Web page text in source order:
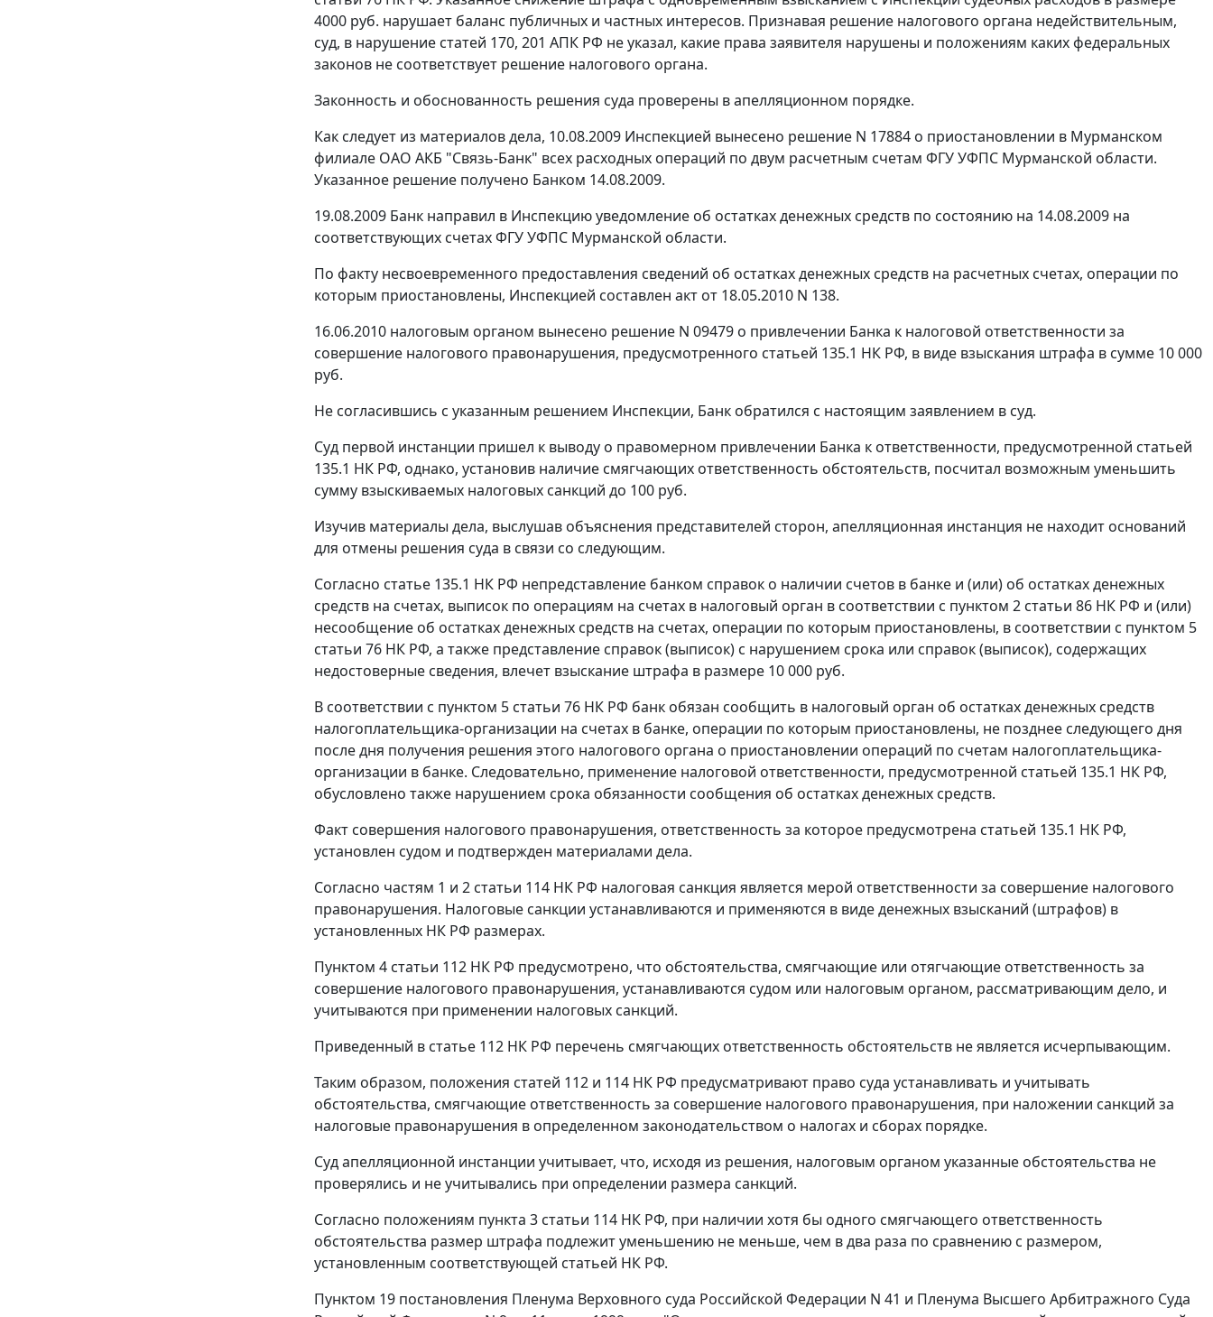
4000 руб. нарушает баланс публичных и частных интересов. Признавая решение налогового органа недействительным,
суд, в нарушение статей 170, 201 АПК РФ не указал, какие права заявителя нарушены и положениям каких федеральных
законов не соответствует решение налогового органа.
Законность и обоснованность решения суда проверены в апелляционном порядке.
Как следует из материалов дела, 10.08.2009 Инспекцией вынесено решение N 17884 о приостановлении в Мурманском
филиале ОАО АКБ "Связь-Банк" всех расходных операций по двум расчетным счетам ФГУ УФПС Мурманской области.
Указанное решение получено Банком 14.08.2009.
19.08.2009 Банк направил в Инспекцию уведомление об остатках денежных средств по состоянию на 14.08.2009 на
соответствующих счетах ФГУ УФПС Мурманской области.
По факту несвоевременного предоставления сведений об остатках денежных средств на расчетных счетах, операции по
которым приостановлены, Инспекцией составлен акт от 18.05.2010 N 138.
16.06.2010 налоговым органом вынесено решение N 09479 о привлечении Банка к налоговой ответственности за
совершение налогового правонарушения, предусмотренного статьей 135.1 НК РФ, в виде взыскания штрафа в сумме 10 000
руб.
Не согласившись с указанным решением Инспекции, Банк обратился с настоящим заявлением в суд.
Суд первой инстанции пришел к выводу о правомерном привлечении Банка к ответственности, предусмотренной статьей
135.1 НК РФ, однако, установив наличие смягчающих ответственность обстоятельств, посчитал возможным уменьшить
сумму взыскиваемых налоговых санкций до 100 руб.
Изучив материалы дела, выслушав объяснения представителей сторон, апелляционная инстанция не находит оснований
для отмены решения суда в связи со следующим.
Согласно статье 135.1 НК РФ непредставление банком справок о наличии счетов в банке и (или) об остатках денежных
средств на счетах, выписок по операциям на счетах в налоговый орган в соответствии с пунктом 2 статьи 86 НК РФ и (или)
несообщение об остатках денежных средств на счетах, операции по которым приостановлены, в соответствии с пунктом 5
статьи 76 НК РФ, а также представление справок (выписок) с нарушением срока или справок (выписок), содержащих
недостоверные сведения, влечет взыскание штрафа в размере 10 000 руб.
В соответствии с пунктом 5 статьи 76 НК РФ банк обязан сообщить в налоговый орган об остатках денежных средств
налогоплательщика-организации на счетах в банке, операции по которым приостановлены, не позднее следующего дня
после дня получения решения этого налогового органа о приостановлении операций по счетам налогоплательщика-
организации в банке. Следовательно, применение налоговой ответственности, предусмотренной статьей 135.1 НК РФ,
обусловлено также нарушением срока обязанности сообщения об остатках денежных средств.
Факт совершения налогового правонарушения, ответственность за которое предусмотрена статьей 135.1 НК РФ,
установлен судом и подтвержден материалами дела.
Согласно частям 1 и 2 статьи 114 НК РФ налоговая санкция является мерой ответственности за совершение налогового
правонарушения. Налоговые санкции устанавливаются и применяются в виде денежных взысканий (штрафов) в
установленных НК РФ размерах.
Пунктом 4 статьи 112 НК РФ предусмотрено, что обстоятельства, смягчающие или отягчающие ответственность за
совершение налогового правонарушения, устанавливаются судом или налоговым органом, рассматривающим дело, и
учитываются при применении налоговых санкций.
Приведенный в статье 112 НК РФ перечень смягчающих ответственность обстоятельств не является исчерпывающим.
Таким образом, положения статей 112 и 114 НК РФ предусматривают право суда устанавливать и учитывать
обстоятельства, смягчающие ответственность за совершение налогового правонарушения, при наложении санкций за
налоговые правонарушения в определенном законодательством о налогах и сборах порядке.
Суд апелляционной инстанции учитывает, что, исходя из решения, налоговым органом указанные обстоятельства не
проверялись и не учитывались при определении размера санкций.
Согласно положениям пункта 3 статьи 114 НК РФ, при наличии хотя бы одного смягчающего ответственность
обстоятельства размер штрафа подлежит уменьшению не меньше, чем в два раза по сравнению с размером,
установленным соответствующей статьей НК РФ.
Пунктом 19 постановления Пленума Верховного суда Российской Федерации N 41 и Пленума Высшего Арбитражного Суда